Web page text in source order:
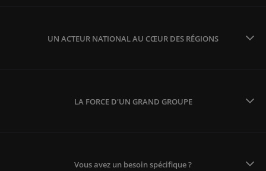
UN ACTEUR NATIONAL AU CŒUR DES RÉGIONS
LA FORCE D'UN GRAND GROUPE
Vous avez un besoin spécifique ?